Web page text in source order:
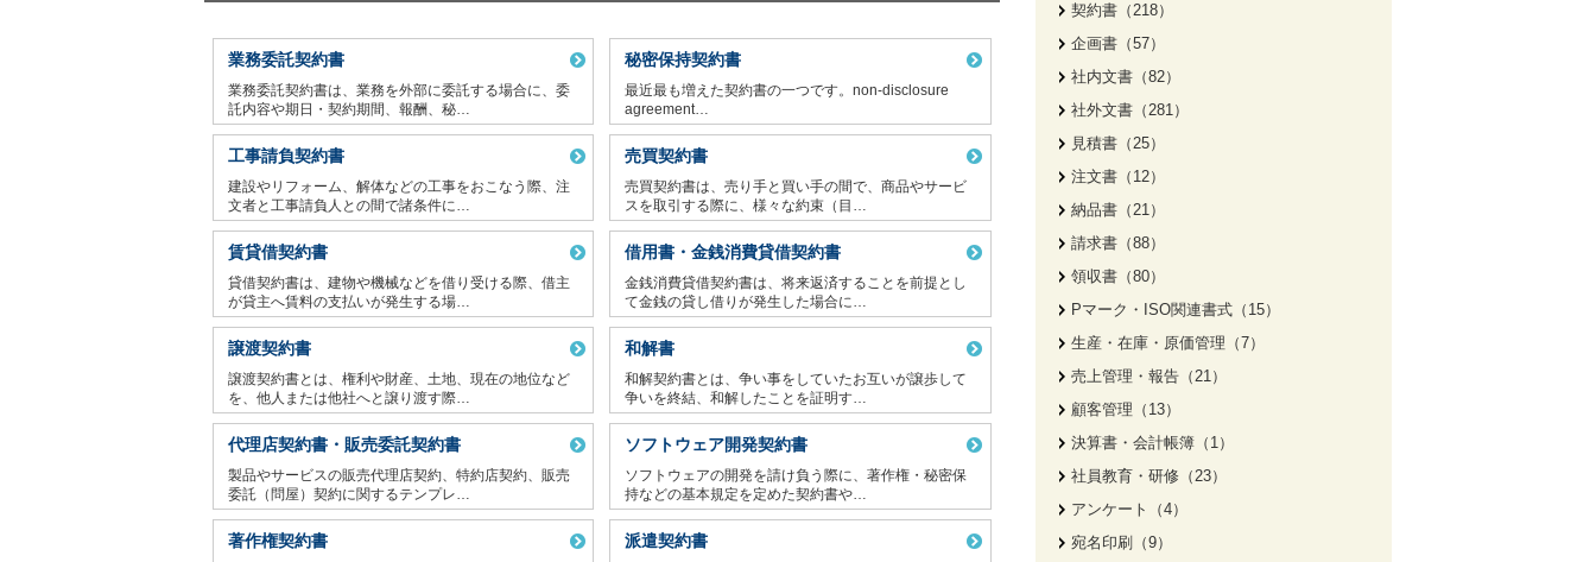
業務委託契約書
業務委託契約書は、業務を外部に委託する場合に、委
託内容や期日・契約期間、報酬、秘…
秘密保持契約書
最近最も増えた契約書の一つです。non-disclosure
agreement…
工事請負契約書
建設やリフォーム、解体などの工事をおこなう際、注
文者と工事請負人との間で諸条件に…
売買契約書
売買契約書は、売り手と買い手の間で、商品やサービ
スを取引する際に、様々な約束（目…
賃貸借契約書
貸借契約書は、建物や機械などを借り受ける際、借主
が貸主へ賃料の支払いが発生する場…
借用書・金銭消費貸借契約書
金銭消費貸借契約書は、将来返済することを前提とし
て金銭の貸し借りが発生した場合に…
譲渡契約書
譲渡契約書とは、権利や財産、土地、現在の地位など
を、他人または他社へと譲り渡す際…
和解書
和解契約書とは、争い事をしていたお互いが譲歩して
争いを終結、和解したことを証明す…
代理店契約書・販売委託契約書
製品やサービスの販売代理店契約、特約店契約、販売
委託（問屋）契約に関するテンプレ…
ソフトウェア開発契約書
ソフトウェアの開発を請け負う際に、著作権・秘密保
持などの基本規定を定めた契約書や…
著作権契約書 派遣契約書
契約書（218）
企画書（57）
社内文書（82）
社外文書（281）
見積書（25）
注文書（12）
納品書（21）
請求書（88）
領収書（80）
Pマーク・ISO関連書式（15）
生産・在庫・原価管理（7）
売上管理・報告（21）
顧客管理（13）
決算書・会計帳簿（1）
社員教育・研修（23）
アンケート（4）
宛名印刷（9）